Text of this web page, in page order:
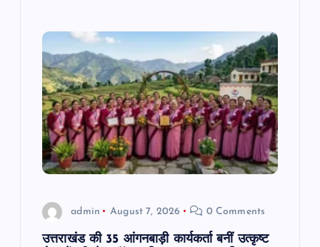
admin August 7, 2026 0 Comments
उत्तराखंड की 35 आंगनबाड़ी कार्यकर्ता बनीं उत्कृष्ट